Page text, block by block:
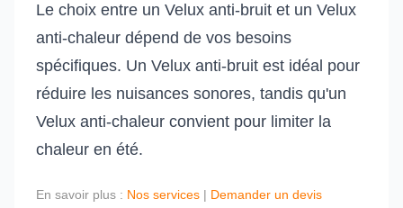
Le choix entre un Velux anti-bruit et un Velux
anti-chaleur dépend de vos besoins
spécifiques. Un Velux anti-bruit est idéal pour
réduire les nuisances sonores, tandis qu'un
Velux anti-chaleur convient pour limiter la
chaleur en été.
En savoir plus : Nos services | Demander un devis